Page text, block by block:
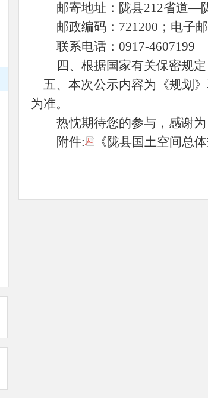
邮寄地址：陇县212省道—
邮政编码：721200；电子邮
联系电话：0917-4607199
四、根据国家有关保密规
五、本次公示内容为《规划
为准。
热忱期待您的参与，感谢
附件:
《陇县国土空间总